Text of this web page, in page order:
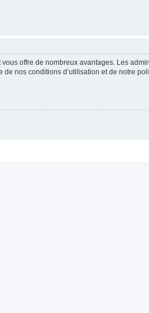
offre de nombreux avantages. Les
nos conditions d’utilisation et de notre